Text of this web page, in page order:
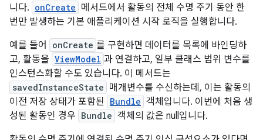
니다. onCreate 메서드에서 활동의 전체 수명 주기 동안 한
번만 발생하는 기본 애플리케이션 시작 로직을 실행합니다.
예를 들어
onCreate 를 구현하면 데이터를 목록에 바인딩하
고, 활동을 ViewModel 과 연결하고, 일부 클래스 범위 변수를
인스턴스화할 수도 있습니다. 이 메서드는
savedInstanceState 매개변수를 수신하는데, 이는 활동의
이전 저장 상태가 포함된
Bundle 객체입니다. 이번에 처음 생
성된 활동인 경우 Bundle 객체의 값은 null입니다.